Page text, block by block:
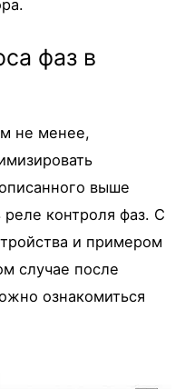
фаз в
не менее,
выше
контроля фаз. С
и примером
случае после
ознакомиться